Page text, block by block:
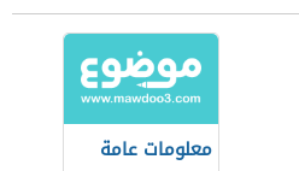
معلومات عامة